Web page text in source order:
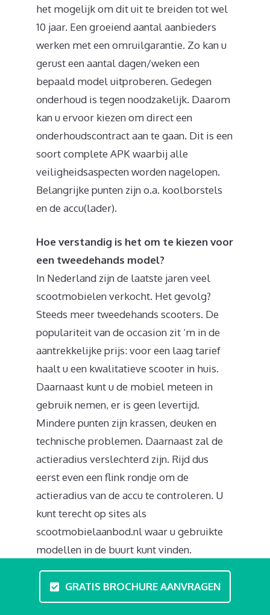
het mogelijk om dit uit te breiden tot wel
10 jaar. Een groeiend aantal aanbieders
werken met een omruilgarantie. Zo kan u
gerust een aantal dagen/weken een
bepaald model uitproberen. Gedegen
onderhoud is tegen noodzakelijk. Daarom
kan u ervoor kiezen om direct een
onderhoudscontract aan te gaan. Dit is een
soort complete APK waarbij alle
veiligheidsaspecten worden nagelopen.
Belangrijke punten zijn o.a. koolborstels
en de accu(lader).
Hoe verstandig is het om te kiezen voor
een tweedehands model?
In Nederland zijn de laatste jaren veel
scootmobielen verkocht. Het gevolg?
Steeds meer tweedehands scooters. De
populariteit van de occasion zit ‘m in de
aantrekkelijke prijs: voor een laag tarief
haalt u een kwalitatieve scooter in huis.
Daarnaast kunt u de mobiel meteen in
gebruik nemen, er is geen levertijd.
Mindere punten zijn krassen, deuken en
technische problemen. Daarnaast zal de
actieradius verslechterd zijn. Rijd dus
eerst even een flink rondje om de
actieradius van de accu te controleren. U
kunt terecht op sites als
scootmobielaanbod.nl waar u gebruikte
modellen in de buurt kunt vinden.
Moet ik een rijbewijs hebben?
Als u met een scootmobiel rijdt heeft u te
GRATIS BROCHURE AANVRAGEN